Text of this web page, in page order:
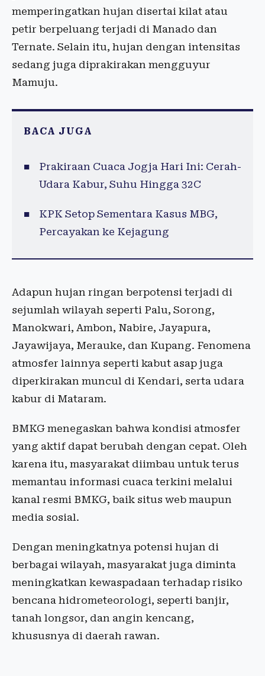
memperingatkan hujan disertai kilat atau
petir berpeluang terjadi di Manado dan
Ternate. Selain itu, hujan dengan intensitas
sedang juga diprakirakan mengguyur
Mamuju.
BACA JUGA
Prakiraan Cuaca Jogja Hari Ini: Cerah-
Udara Kabur, Suhu Hingga 32C
KPK Setop Sementara Kasus MBG,
Percayakan ke Kejagung
Adapun hujan ringan berpotensi terjadi di
sejumlah wilayah seperti Palu, Sorong,
Manokwari, Ambon, Nabire, Jayapura,
Jayawijaya, Merauke, dan Kupang. Fenomena
atmosfer lainnya seperti kabut asap juga
diperkirakan muncul di Kendari, serta udara
kabur di Mataram.
BMKG menegaskan bahwa kondisi atmosfer
yang aktif dapat berubah dengan cepat. Oleh
karena itu, masyarakat diimbau untuk terus
memantau informasi cuaca terkini melalui
kanal resmi BMKG, baik situs web maupun
media sosial.
Dengan meningkatnya potensi hujan di
berbagai wilayah, masyarakat juga diminta
meningkatkan kewaspadaan terhadap risiko
bencana hidrometeorologi, seperti banjir,
tanah longsor, dan angin kencang,
khususnya di daerah rawan.